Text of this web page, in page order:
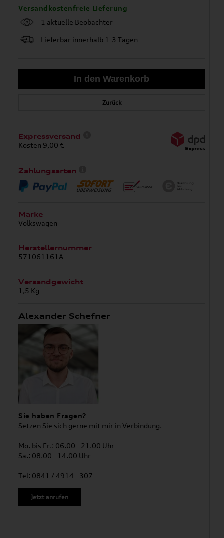
Versandkostenfreie Lieferung
1 aktuelle Beobachter
Lieferbar innerhalb 1-3 Tagen
Zurück
Expressversand
Kosten 9,00 €
Zahlungsarten
Marke
Volkswagen
Herstellernummer
571061161A
Versandgewicht
1,5 Kg
Alexander Schefner
Sie haben Fragen?
Setzen Sie sich gerne mit mir in Verbindung.
Mo. bis Fr.: 06.00 - 21.00 Uhr
Sa.: 08.00 - 14.00 Uhr
Tel: 0841 / 4914 - 307
Jetzt anrufen